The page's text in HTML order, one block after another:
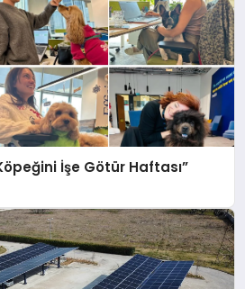
İşe Götür Haftası”